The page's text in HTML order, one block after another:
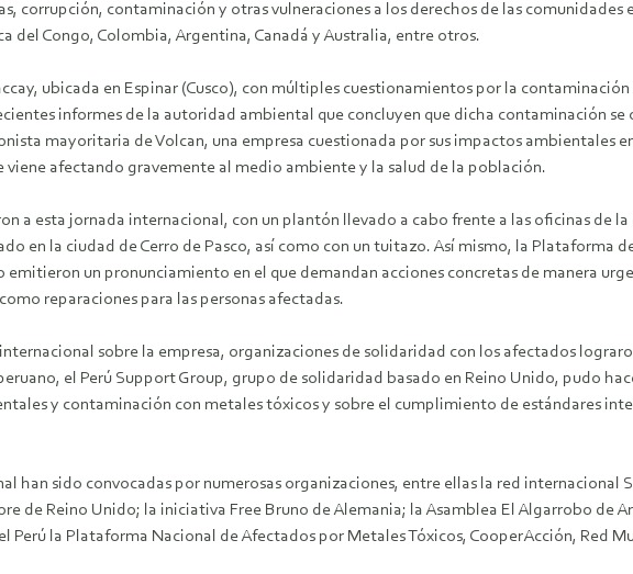
corrupción, contaminación y otras vulneraciones a los derechos de las comunidades
del Congo, Colombia, Argentina, Canadá y Australia, entre otros.
ubicada en Espinar (Cusco), con múltiples cuestionamientos por la
informes de la autoridad ambiental que concluyen que dicha contaminación se
mayoritaria de Volcan, una empresa cuestionada por sus impactos ambientales
afectando gravemente al medio ambiente y la salud de la población.
a esta jornada internacional, con un plantón llevado a cabo frente a las oficinas de
en la ciudad de Cerro de Pasco, así como con un tuitazo. Así mismo, la Plataforma
emitieron un pronunciamiento en el que demandan acciones concretas de manera
reparaciones para las personas afectadas.
sobre la empresa, organizaciones de solidaridad con los afectados
el Perú Support Group, grupo de solidaridad basado en Reino Unido, pudo
y contaminación con metales tóxicos y sobre el cumplimiento de estándares
han sido convocadas por numerosas organizaciones, entre ellas la red internacional
de Reino Unido; la iniciativa Free Bruno de Alemania; la Asamblea El Algarrobo de
Perú la Plataforma Nacional de Afectados por Metales Tóxicos, CooperAcción, Red